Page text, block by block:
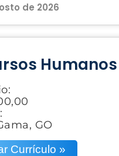
de 2026
Humanos
GO
Currículo »